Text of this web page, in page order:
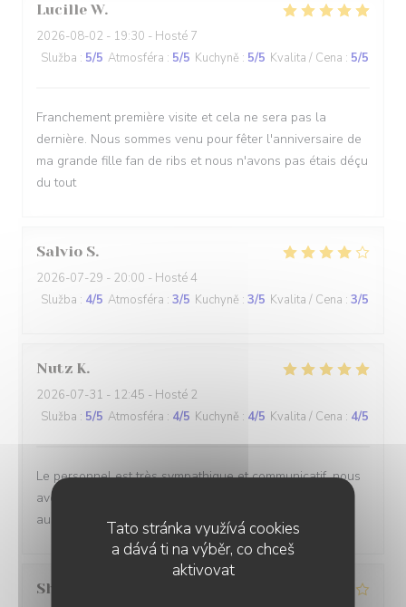
Tato stránka využívá cookies
a dává ti na výběr, co chceš
aktivovat
Lucille W
2026-08-02 - 19:30 - Hosté 7
Služba : 5/5 Atmosféra : 5/5 Kuchyně : 5/5 Kvalita / Cena : 5/5
Franchement première visite et cela ne sera pas la
dernière. Nous sommes venu pour fêter l'anniversaire de
ma grande fille fan de ribs et nous n'avons pas étais déçu
du tout
Salvio S
2026-07-29 - 20:00 - Hosté 4
Služba : 4/5 Atmosféra : 3/5 Kuchyně : 3/5 Kvalita / Cena : 3/5
Nutz K
2026-07-31 - 12:45 - Hosté 2
Služba : 5/5 Atmosféra : 4/5 Kuchyně : 4/5 Kvalita / Cena : 4/5
Le personnel est très sympathique et communicatif, nous
avons rapidement été servis et les plats sont toujours
aussi bons. On ne se lassera jamais de ces frites !
Shadi